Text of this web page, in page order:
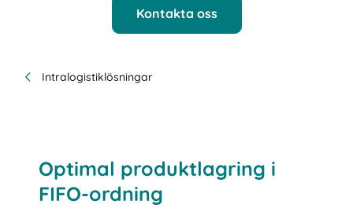
Kontakta oss
Intralogistiklösningar
Optimal produktlagring i
FIFO-ordning